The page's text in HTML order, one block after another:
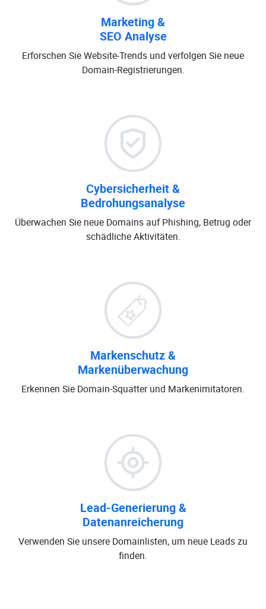
Marketing &
SEO Analyse
Erforschen Sie Website-Trends und verfolgen Sie neue
Domain-Registrierungen.
Cybersicherheit &
Bedrohungsanalyse
Überwachen Sie neue Domains auf Phishing, Betrug oder
schädliche Aktivitäten.
Markenschutz &
Markenüberwachung
Erkennen Sie Domain-Squatter und Markenimitatoren.
Lead-Generierung &
Datenanreicherung
Verwenden Sie unsere Domainlisten, um neue Leads zu
finden.